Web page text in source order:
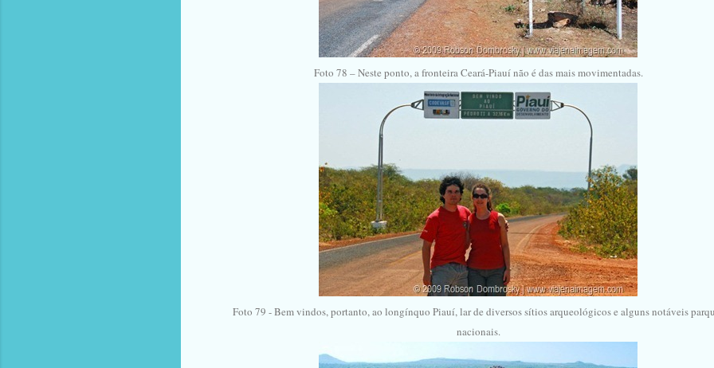
Foto 78 – Neste ponto, a fronteira Ceará-Piauí não é das mais movimentadas.
Foto 79 - Bem vindos, portanto, ao longínquo Piauí, lar de diversos sítios arqueológicos e alguns notáveis
nacionais.